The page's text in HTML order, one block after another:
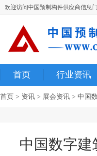
欢迎访问中国预制构件供应商信息
首页 行业资讯
首页 > 资讯 > 展会资讯 > 中国
中国数字建